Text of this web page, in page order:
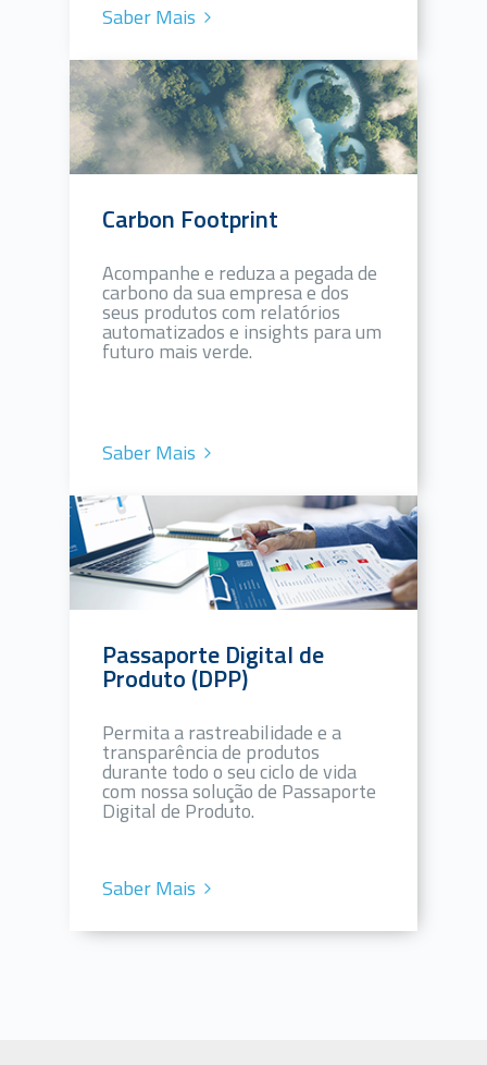
Saber Mais
Carbon Footprint
Acompanhe e reduza a pegada de
carbono da sua empresa e dos
seus produtos com relatórios
automatizados e insights para um
futuro mais verde.
Saber Mais
Passaporte Digital de
Produto (DPP)
Permita a rastreabilidade e a
transparência de produtos
durante todo o seu ciclo de vida
com nossa solução de Passaporte
Digital de Produto.
Saber Mais